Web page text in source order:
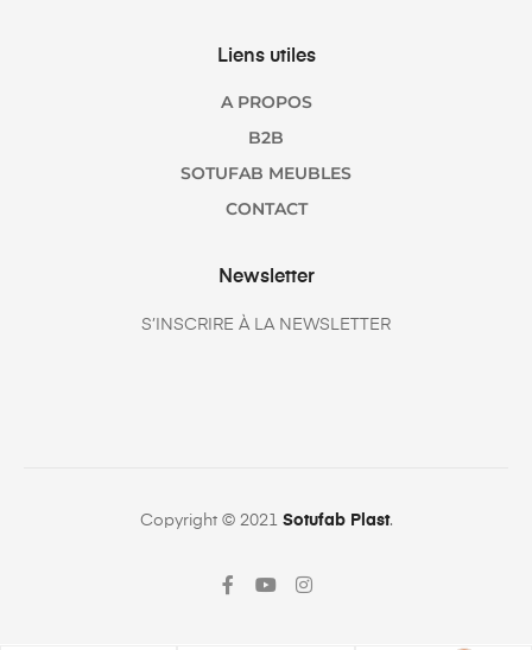
Liens utiles
A PROPOS
B2B
SOTUFAB MEUBLES
CONTACT
Newsletter
S’INSCRIRE À LA NEWSLETTER
Copyright © 2021 Sotufab Plast.